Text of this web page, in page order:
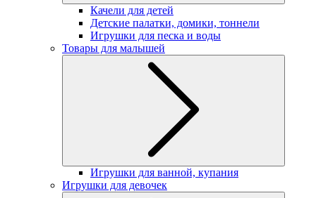
Качели для детей
Детские палатки, домики, тоннели
Игрушки для песка и воды
Товары для малышей
Игрушки для ванной, купания
Игрушки для девочек